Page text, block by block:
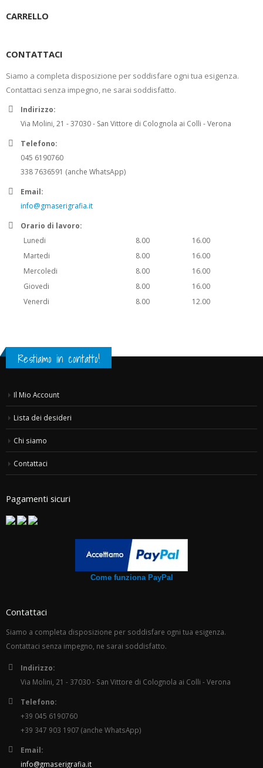
CARRELLO
CONTATTACI
Siamo a completa disposizione per soddisfare ogni tua esigenza.
Contattaci senza impegno, ne sarai soddisfatto.
Indirizzo:
Via Molini, 21 - 37030 - San Vittore di Colognola ai Colli - Verona
Telefono:
045 6190760
338 7636591 (anche WhatsApp)
Email:
info@gmaserigrafia.it
Orario di lavoro:
Lunedi
8.00
16.00
Martedi
8.00
16.00
Mercoledi
8.00
16.00
Giovedi
8.00
16.00
Venerdi
8.00 12.00
Restiamo in contatto!
Il Mio Account
Lista dei desideri
Chi siamo
Contattaci
Pagamenti sicuri
Come funziona PayPal
Contattaci
Siamo a completa disposizione per soddisfare ogni tua esigenza.
Contattaci senza impegno, ne sarai soddisfatto.
Indirizzo:
Via Molini, 21 - 37030 - San Vittore di Colognola ai Colli - Verona
Telefono:
+39 045 6190760
+39 347 903 1907 (anche WhatsApp)
Email:
info@gmaserigrafia.it